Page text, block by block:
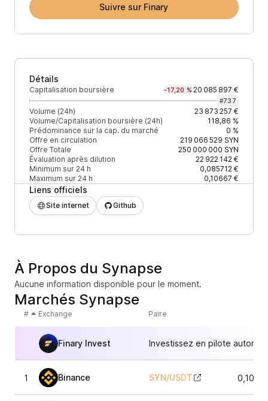
Suivre sur Finary
Détails
Capitalisation boursière -17,20 % 20 085 897 €
#737
Volume (24h)
23 873 257 €
Volume/Capitalisation boursière (24h)
118,86 %
Prédominance sur la cap. du marché
0 %
Offre en circulation
219 066 529 SYN
Offre Totale
250 000 000 SYN
Évaluation après dilution
22 922 142 €
Minimum sur 24 h
0,085712 €
Maximum sur 24 h
0,10667 €
Liens officiels
Site internet Github
À Propos du Synapse
Aucune information disponible pour le moment.
Marchés Synapse
# Exchange Paire
Finary Invest Investissez en pilote
1 Binance SYN/USDT